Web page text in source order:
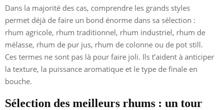
Dans la majorité des cas, comprendre les grands styles
permet déjà de faire un bond énorme dans sa sélection :
rhum agricole, rhum traditionnel, rhum industriel, rhum de
mélasse, rhum de pur jus, rhum de colonne ou de pot still.
Ces termes ne sont pas là pour faire joli. Ils t’aident à anticiper
la texture, la puissance aromatique et le type de finale en
bouche.
Sélection des meilleurs rhums : un tour